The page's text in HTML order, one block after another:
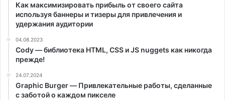
Как максимизировать прибыль от своего сайта
используя баннеры и тизеры для привлечения и
удержания аудитории
04.08.2023
Cody — библиотека HTML, CSS и JS nuggets как никогда
прежде!
24.07.2024
Graphic Burger — Привлекательные работы, сделанные
с заботой о каждом пикселе